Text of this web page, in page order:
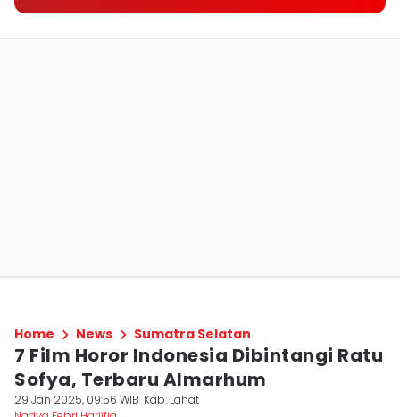
Home News Sumatra Selatan
7 Film Horor Indonesia Dibintangi Ratu
Sofya, Terbaru Almarhum
29 Jan 2025, 09:56 WIB Kab. Lahat